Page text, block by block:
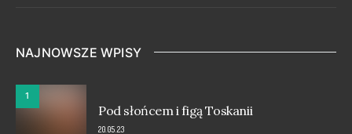
NAJNOWSZE WPISY
1
Pod słońcem i figą Toskanii
20.05.23